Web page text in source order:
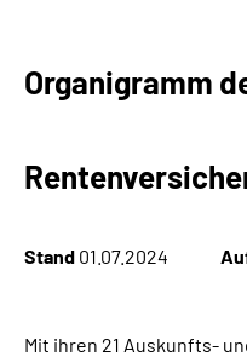
Beratung und Kontakt
Presse
Organigramm
Stand 01.07.2024
Mit ihren 21 Auskunfts-